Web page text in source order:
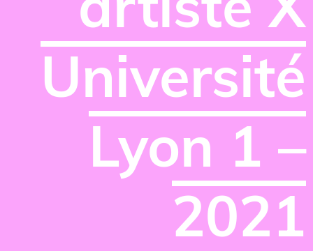
Université
Lyon 1 –
2021